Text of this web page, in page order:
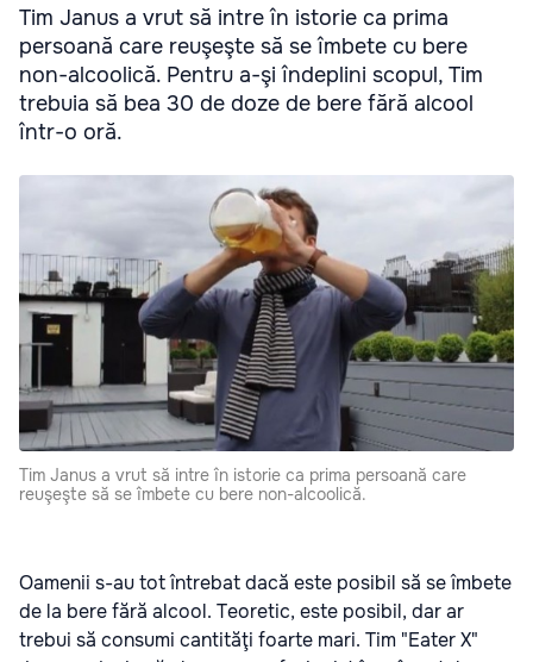
Tim Janus a vrut să intre în istorie ca prima
persoană care reuşeşte să se îmbete cu bere
non-alcoolică. Pentru a-şi îndeplini scopul, Tim
trebuia să bea 30 de doze de bere fără alcool
într-o oră.
Tim Janus a vrut să intre în istorie ca prima persoană care
reuşeşte să se îmbete cu bere non-alcoolică.
Oamenii s-au tot întrebat dacă este posibil să se îmbete
de la bere fără alcool. Teoretic, este posibil, dar ar
trebui să consumi cantităţi foarte mari. Tim "Eater X"